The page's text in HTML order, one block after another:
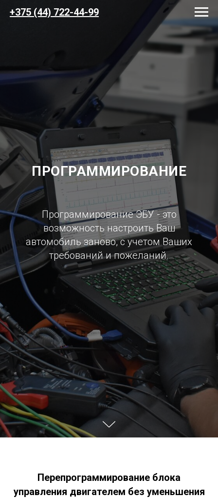
+375 (44) 722-44-99
ПРОГРАММИРОВАНИЕ
Программирование ЭБУ - это
возможность настроить Ваш
автомобиль заново, с учетом Ваших
требований и пожеланий.
Перепрограммирование блока
управления двигателем без уменьшения